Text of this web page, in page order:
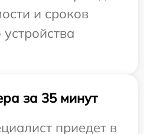
и сроков
за 35 минут
приедет в